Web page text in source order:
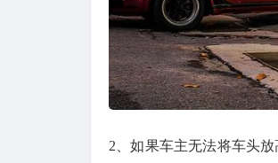
2、如果车主无法将车头